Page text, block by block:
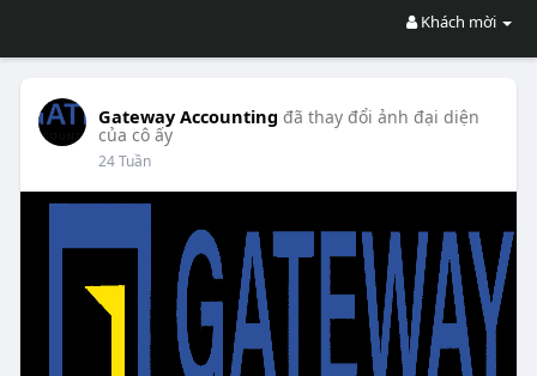
Khách mời
Gateway Accounting đã thay đổi ảnh đại diện
của cô ấy
24 Tuần